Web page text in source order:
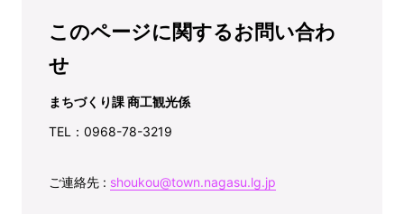
このページに関するお問い合わ
せ
まちづくり課 商工観光係
TEL：0968-78-3219
ご連絡先 : shoukou@town.nagasu.lg.jp